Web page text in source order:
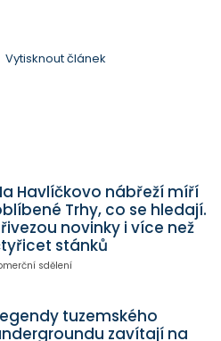
Vytisknout článek
Havlíčkovo nábřeží míří
Trhy, co se hledají.
novinky i více než
stánků
sdělení
tuzemského
zavítají na